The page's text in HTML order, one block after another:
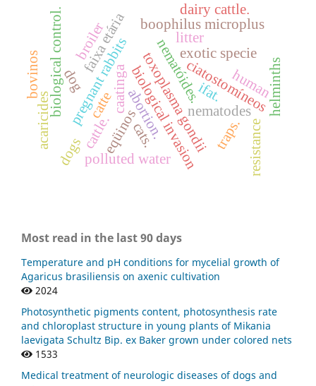
biological invasion
exotic specie
caatinga toxoplasma gondii
pregnant rabbitsabortion. nematodes
biological control. ciatostomíneos
faixa etária
eqüinos
nematóides.
catte
polluted water
dog human
ifat. helminths
cattle.
boophilus microplus
dogs
cats.
litter
broiler
traps.
acaricides resistance
dairy cattle.
bovinos
Most read in the last 90 days
Temperature and pH conditions for mycelial growth of
Agaricus brasiliensis on axenic cultivation
2024
Photosynthetic pigments content, photosynthesis rate
and chloroplast structure in young plants of Mikania
laevigata Schultz Bip. ex Baker grown under colored nets
1533
Medical treatment of neurologic diseases of dogs and